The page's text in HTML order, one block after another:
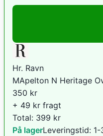
Hr. Ravn
MApelton N Heritage
350 kr
+ 49 kr fragt
Total: 399 kr
På lagerLeveringstid: